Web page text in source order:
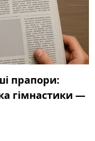
прапори:
гімнастики —